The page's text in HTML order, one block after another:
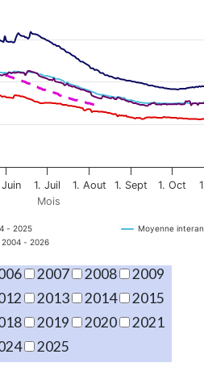
Mois
- 2025 Moyenne
2004 - 2026
Juin 1. Juil 1. Aout 1. Sept 1. Oct
2007 2008
2009
2013 2014
2015
2019 2020
2021
2025